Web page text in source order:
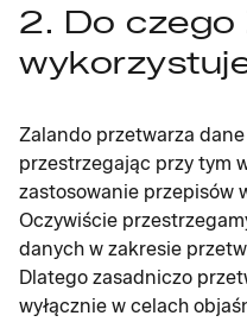
2. Do czego
Zalando przetwarza
przestrzegając przy tym
zastosowanie przepisów
Oczywiście
danych w zakresie
Dlatego zasadniczo
wyłącznie w celach